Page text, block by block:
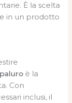
È la scelta
in un prodotto
è la
Con
inclusi, il